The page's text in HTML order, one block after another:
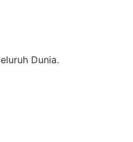
Dunia.